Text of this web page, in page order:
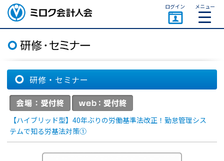
ミロク会計人会 MIROKU
ACCOUNTING PERSON
ASSOCIATION
ログイン メニュー
研修・セミナー
【ハイブリッド型】40年ぶりの労働基準法改正！勤怠管理シス
テムで知る労基法対策①